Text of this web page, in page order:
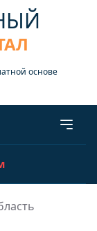
основе